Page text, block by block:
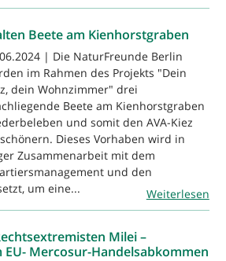
Beete am Kienhorstgraben
| Die NaturFreunde Berlin
im Rahmen des Projekts "Dein
dein Wohnzimmer" drei
Beete am Kienhorstgraben
und somit den AVA-Kiez
Dieses Vorhaben wird in
Zusammenarbeit mit dem
und den
um eine...
Weiterlesen
Milei –
Mercosur-Handelsabkommen